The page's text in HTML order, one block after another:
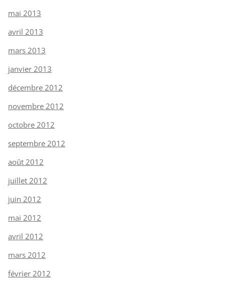
mai 2013
avril 2013
mars 2013
janvier 2013
décembre 2012
novembre 2012
octobre 2012
septembre 2012
août 2012
juillet 2012
juin 2012
mai 2012
avril 2012
mars 2012
février 2012